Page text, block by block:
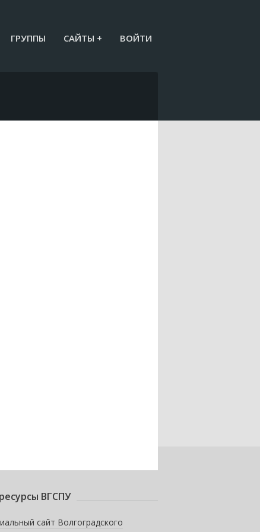
ГРУППЫ САЙТЫ + ВОЙТИ
ВГСПУ
сайт Волгоградского